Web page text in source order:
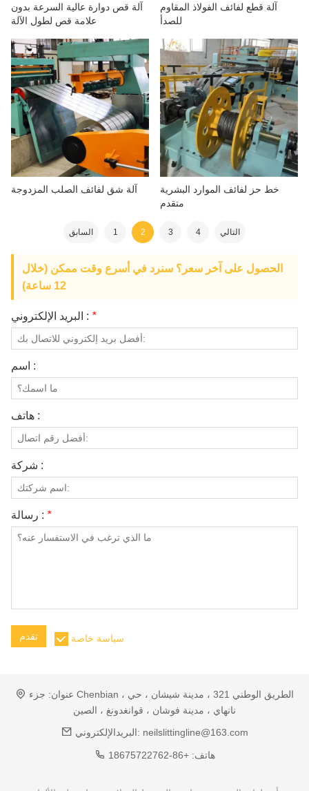
آلة قص دوارة عالية السرعة بدون
علامة قص لطول الآلة
آلة قطع لفائف الفولاذ المقاوم
للصدأ
آلة شق لفائف الصلب المزدوجة
خط حز لفائف الموارد البشرية
متقدم
السابق 1 2 3 4 التالي
الحصول على آخر سعر؟ سنرد في أسرع وقت ممكن (خلال
12 ساعة)
البريد الإلكتروني : *
اسم :
هاتف :
شركة :
رسالة : *
تقدم سياسة خاصة
عنوان: جزء Chenbian ، الطريق الوطني 321 ، مدينة شيشان ، حي
نانهاي ، مدينة فوشان ، قوانغدونغ ، الصين
البريدالإلكتروني: neilslittingline@163.com
هاتف: +86-18675722762